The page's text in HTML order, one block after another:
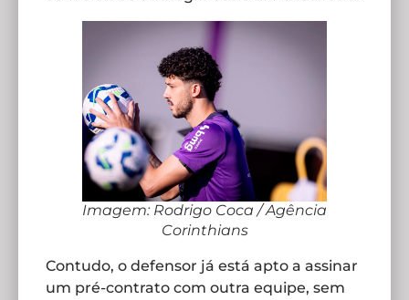
Imagem: Rodrigo Coca / Agência
Corinthians
Contudo, o defensor já está apto a assinar
um pré-contrato com outra equipe, sem